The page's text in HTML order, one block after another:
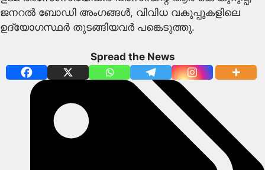
ജനറൽ ബോഡി അംഗങ്ങൾ, വിവിധ വകുപ്പുകളിലെ
ഉദ്യോഗസ്ഥർ തുടങ്ങിയവർ പങ്കെടുത്തു.
Spread the News